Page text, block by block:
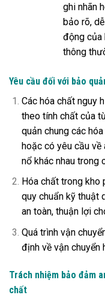
ghi nhãn
bảo rõ,
động của
thông
Yêu cầu đối với bảo
Các hóa chất nguy
theo tính chất của
quản chung các
hoặc có yêu cầu về
nổ khác nhau trong
Hóa chất trong
quy chuẩn kỹ thuật
an toàn, thuận lợi
Quá trình vận
định về vận chuyển
Trách nhiệm bảo đảm
chất